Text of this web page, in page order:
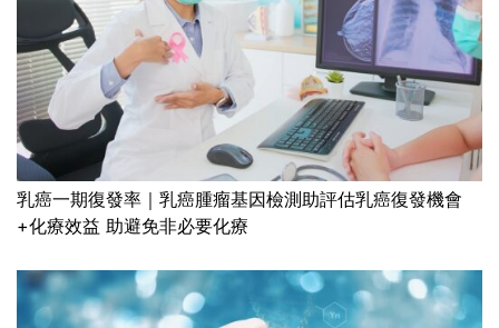
乳癌一期復發率｜乳癌腫瘤基因檢測助評估乳癌復發機會
+化療效益 助避免非必要化療